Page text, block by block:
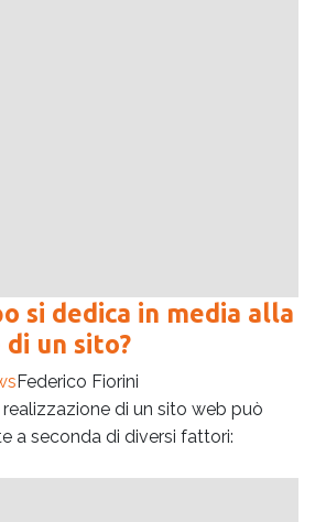
si dedica in media alla
un sito?
Federico Fiorini
di un sito web può
a seconda di diversi fattori: